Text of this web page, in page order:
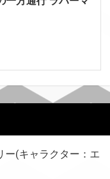
ー(キャラクター：エ